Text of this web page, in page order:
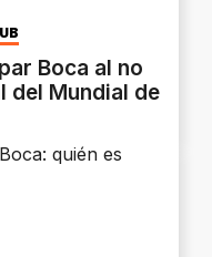
Boca al no
del Mundial de